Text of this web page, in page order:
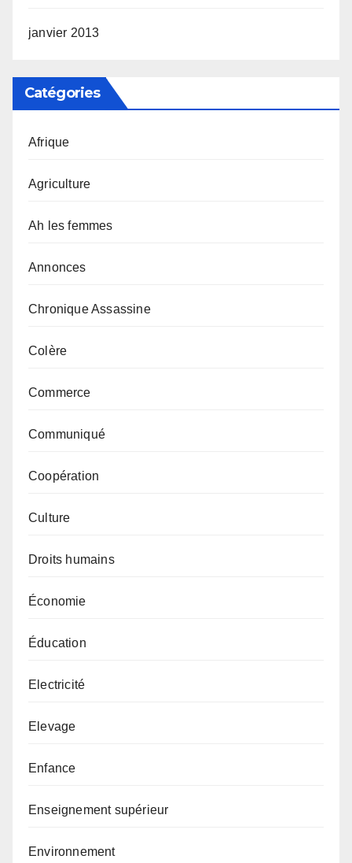
janvier 2013
Catégories
Afrique
Agriculture
Ah les femmes
Annonces
Chronique Assassine
Colère
Commerce
Communiqué
Coopération
Culture
Droits humains
Économie
Éducation
Electricité
Elevage
Enfance
Enseignement supérieur
Environnement